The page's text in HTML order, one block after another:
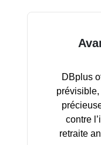
DBplus
contre
retraite